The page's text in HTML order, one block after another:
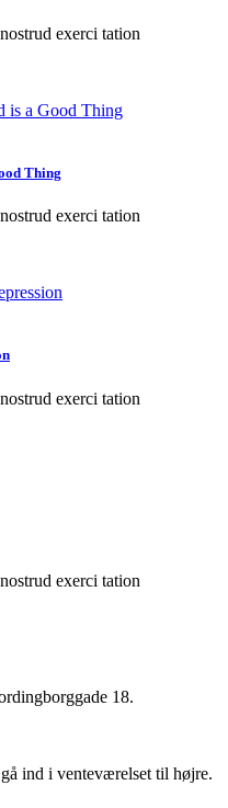
exerci tation
Thing
exerci tation
exerci tation
exerci tation
18.
ind i venteværelset til højre.